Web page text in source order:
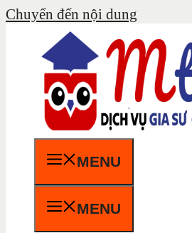
Chuyển đến nội dung
MENU
MENU